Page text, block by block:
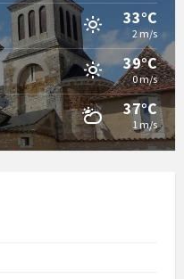
33°C
2 m/s
39°C
0 m/s
37°C
1 m/s